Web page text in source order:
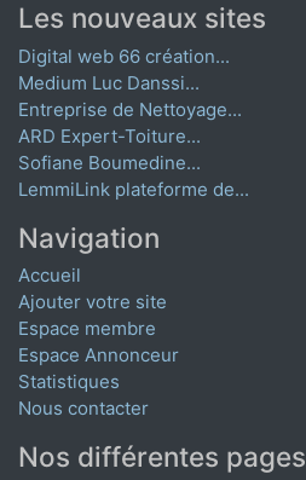
Les nouveaux sites
Digital web 66 création...
Medium Luc Danssi...
Entreprise de Nettoyage...
ARD Expert-Toiture...
Sofiane Boumedine...
LemmiLink plateforme de...
Navigation
Accueil
Ajouter votre site
Espace membre
Espace Annonceur
Statistiques
Nous contacter
Nos différentes pages